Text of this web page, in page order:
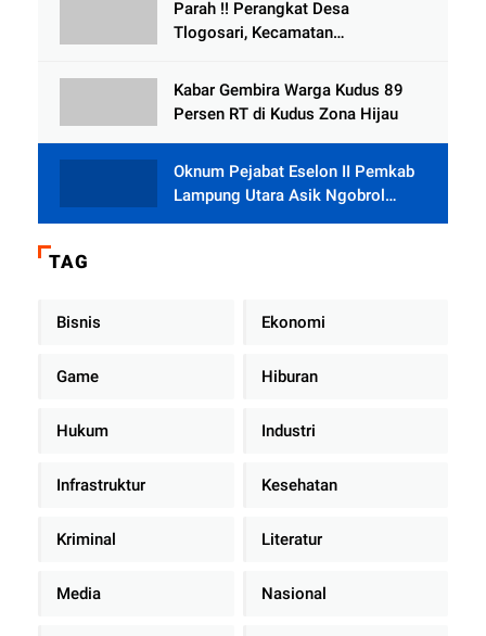
Parah !! Perangkat Desa
Tlogosari, Kecamatan
Rumah dari BAZNAS
Kabar Gembira Warga Kudus 89
Persen RT di Kudus Zona Hijau
Oknum Pejabat Eselon II Pemkab
Lampung Utara Asik Ngobrol
Dengan Teman Kencan Wanitanya
TAG
Bisnis Ekonomi
Game Hiburan
Hukum Industri
Infrastruktur Kesehatan
Kriminal Literatur
Media Nasional